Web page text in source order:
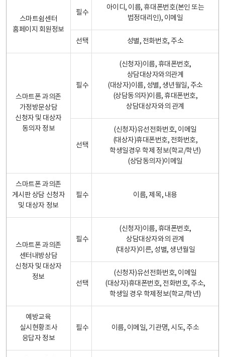
스마트쉼센터
홈페이지 회원정보
필수
아이디, 이름, 휴대폰번호(본인 또는
법정대리인), 이메일
선택 성별, 전화번호, 주소
스마트폰 과의존
가정방문상담
신청자 및 대상자
동의자 정보
필수
(신청자)이름, 휴대폰번호,
상담대상자와의관계
(대상자)이름, 성별, 생년월일, 주소
(상담동의자)이름, 휴대폰번호,
상담대상자와의 관계
선택
(신청자)유선전화번호, 이메일
(대상자)휴대폰번호, 전화번호,
학생일경우 학제 정보(학교/학년)
(상담동의자)이메일
스마트폰 과의존
게시판 상담 신청자
및 대상자 정보
필수 이름, 제목, 내용
스마트폰 과의존
센터내방상담
신청자 및 대상자
정보
필수
(신청자)이름, 휴대폰번호,
상담대상자와의 관계
(대상자)이른, 성별, 생년월일
선택
(신청자)유선전화번호, 이메일
(대상자)휴대폰번호, 전화번호, 주소,
학생일 경우 학제정보(학교/학년)
예방교육
실시현황조사
응답자 정보
필수 이름, 이메일, 기관명, 시도, 주소